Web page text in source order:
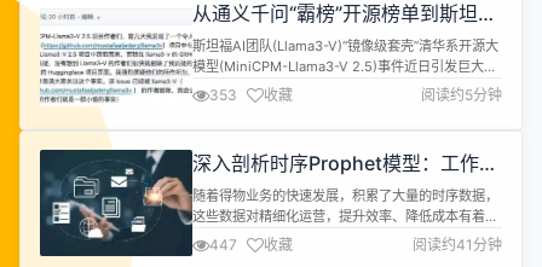
从通义千问“霸榜”开源榜单到斯坦福
团队“抄袭”清华系AI公司，中国大模
型技术有多强？
斯坦福AI团队(Llama3-V)“镜像级套壳”清华系开源大
模型(MiniCPM-Llama3-V 2.5)事件近日引发巨大关
注——让人不禁感叹一句“国内一开源，国外就自
主”。 调侃归调侃，斯坦福AI团队抄袭事件相关的三
名成员都有着卓越的学术和技术研发背景，并且在AI
果直接宣称为自己的，这种做法无疑是违背了开源
社...
353 收藏 阅读约5分钟
深入剖析时序Prophet模型：工作原
理与源码解析｜得物技术
随着得物业务的快速发展，积累了大量的时序数据，
这些数据对精细化运营，提升效率、降低成本有着重
要作用。在得物的时序数据挖掘场景中，时序预测
Prophet模型使用频繁，本文对Prophet的原理和源
447 收藏 阅读约41分钟